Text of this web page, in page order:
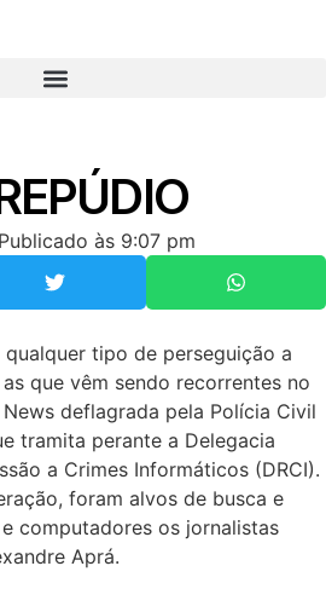
Publicado às 9:07 pm
qualquer tipo de perseguição a
que vêm sendo recorrentes no
deflagrada pela Polícia Civil
tramita perante a Delegacia
a Crimes Informáticos (DRCI).
foram alvos de busca e
computadores os jornalistas
Aprá.